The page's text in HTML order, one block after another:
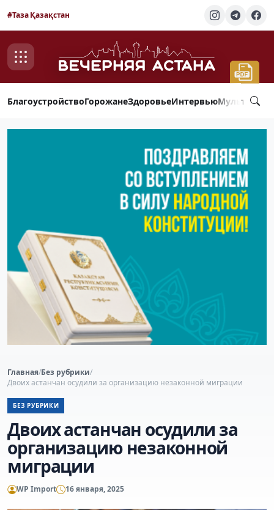
#Таза Қазақстан
БлагоустройствоГорожанеЗдоровьеИнтервью
Главная/Без рубрики/
Двоих астанчан осудили за организацию незаконной миграции
БЕЗ РУБРИКИ
Двоих астанчан осудили за
организацию незаконной
миграции
WP Import 16 января, 2025